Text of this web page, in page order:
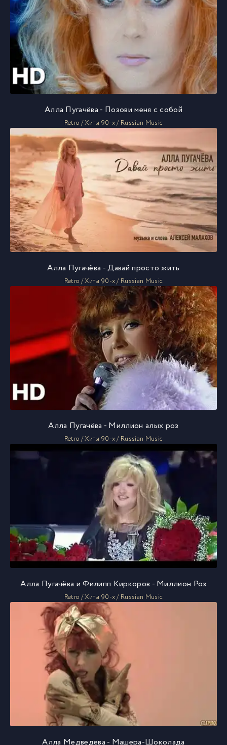
Алла Пугачёва - Позови меня с собой
Retro / Хиты 90-х / Russian Music
Алла Пугачёва - Давай просто жить
Retro / Хиты 90-х / Russian Music
Алла Пугачёва - Миллион алых роз
Retro / Хиты 90-х / Russian Music
Алла Пугачёва и Филипп Киркоров - Миллион Роз
Retro / Хиты 90-х / Russian Music
Алла Медведева - Машера-Шоколада